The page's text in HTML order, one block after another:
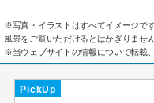
※写真・イラストはすべてイメージで
風景をご覧いただけるとはかぎりませ
※当ウェブサイトの情報について転載
PickUp